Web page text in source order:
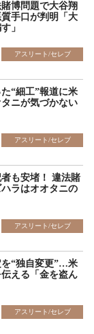
博問題で大谷翔
手口が判明「大
」
アスリート/セレブ
“細工”報道に米
ニが気づかない
アスリート/セレブ
も安堵！ 違法賭
ラはオオタニの
アスリート/セレブ
を“独自変更”…米
える「金を盗ん
アスリート/セレブ